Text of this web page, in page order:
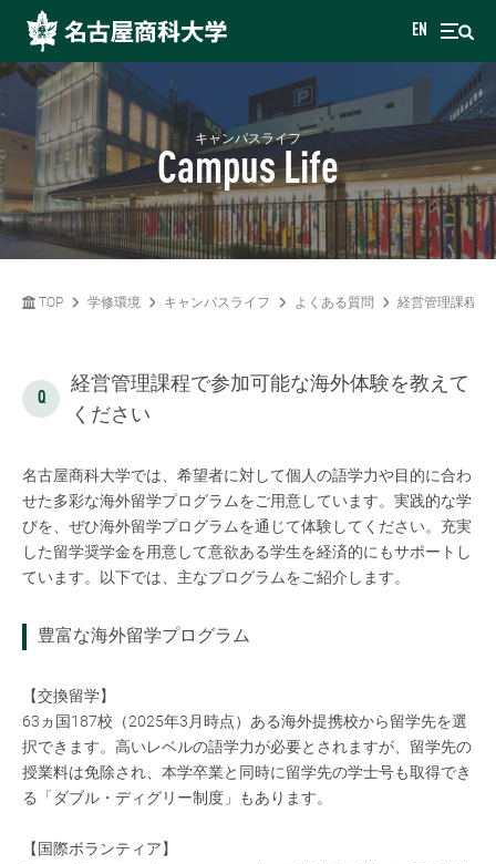
EN
キャンパスライフ
Campus Life
TOP 学修環境 キャンパスライフ よくある質問 経営管理課程で
経営管理課程で参加可能な海外体験を教えて
ください
名古屋商科大学では、希望者に対して個人の語学力や目的に合わ
せた多彩な海外留学プログラムをご用意しています。実践的な学
びを、ぜひ海外留学プログラムを通じて体験してください。充実
した留学奨学金を用意して意欲ある学生を経済的にもサポートし
ています。以下では、主なプログラムをご紹介します。
豊富な海外留学プログラム
【交換留学】
63ヵ国187校（2025年3月時点）ある海外提携校から留学先を選
択できます。高いレベルの語学力が必要とされますが、留学先の
授業料は免除され、本学卒業と同時に留学先の学士号も取得でき
る「ダブル・ディグリー制度」もあります。
【国際ボランティア】